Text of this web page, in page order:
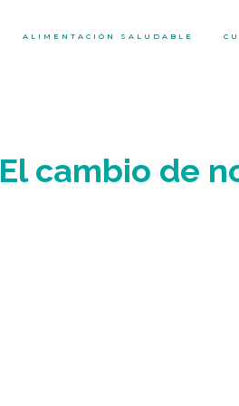
ALIMENTACIÓN SALUDABLE
El cambio de